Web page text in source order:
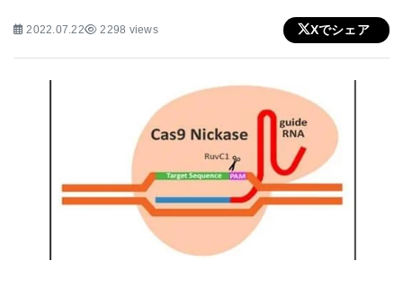
2022.07.22 2298 views Xでシェア